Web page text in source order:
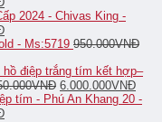
2024 - Chivas King -
- Ms:5719 950.000VNĐ
hồ điệp trắng tím kết hợp–
VNĐ 6.000.000VNĐ
tím - Phú An Khang 20 -